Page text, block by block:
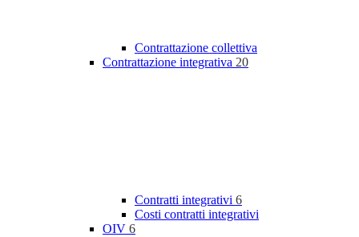
Contrattazione collettiva
Contrattazione integrativa 20
Contratti integrativi 6
Costi contratti integrativi
OIV 6